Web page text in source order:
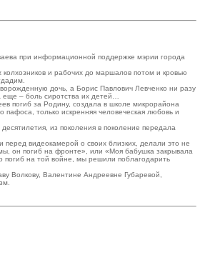
при информационной поддержке мэрии города
и рабочих до маршалов потом и кровью
дочь, а Борис Павлович Левченко ни разу
– боль сиротства их детей…
погиб за Родину, создала в школе микрорайона
только искренняя человеческая любовь и
из поколения в поколение передала
перед видеокамерой о своих близких, делали это не
он погиб на фронте», или «Моя бабушка закрывала
погиб на той войне, мы решили поблагодарить
Волкову, Валентине Андреевне Губаревой,